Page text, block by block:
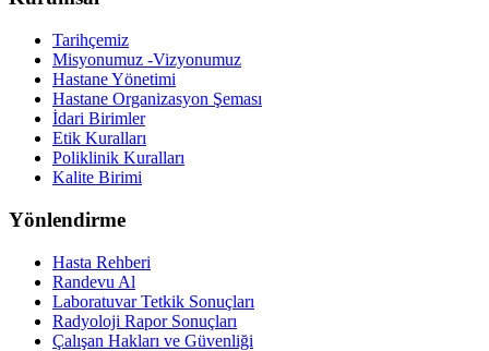
Tarihçemiz
Misyonumuz -Vizyonumuz
Hastane Yönetimi
Hastane Organizasyon Şeması
İdari Birimler
Etik Kuralları
Poliklinik Kuralları
Kalite Birimi
Yönlendirme
Hasta Rehberi
Randevu Al
Laboratuvar Tetkik Sonuçları
Radyoloji Rapor Sonuçları
Çalışan Hakları ve Güvenliği